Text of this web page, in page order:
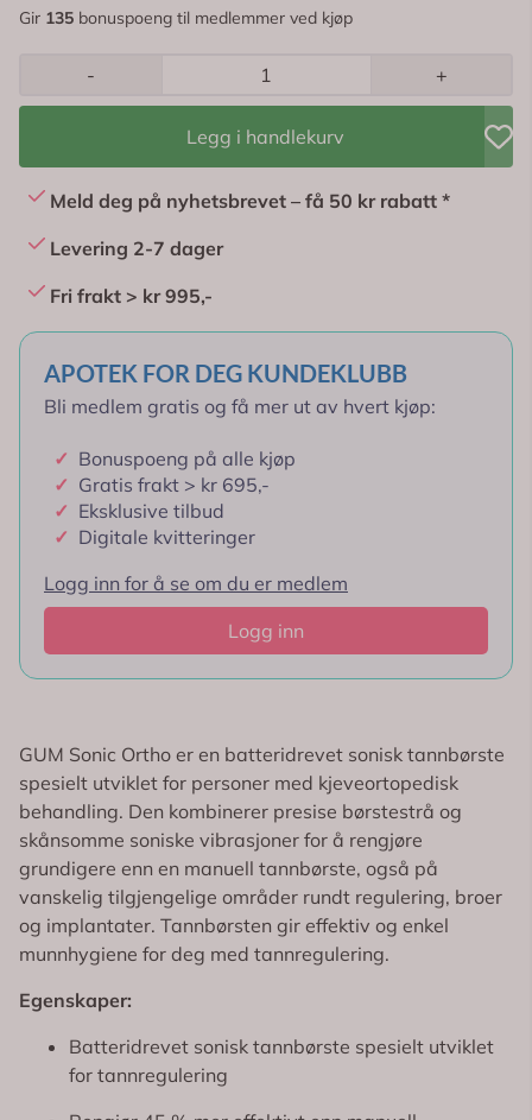
- +
Legg i handlekurv
Fri frakt > kr 995,-
APOTEK FOR DEG KUNDEKLUBB
✓ Bonuspoeng på alle kjøp
✓ Gratis frakt > kr 695,-
✓ Eksklusive tilbud
Logg inn for å se om du er medlem
Logg inn
GUM Sonic Ortho er en batteridrevet sonisk tannbørste
spesielt utviklet for personer med kjeveortopedisk
behandling. Den kombinerer presise børstestrå og
skånsomme soniske vibrasjoner for å rengjøre
grundigere enn en manuell tannbørste, også på
vanskelig tilgjengelige områder rundt regulering, broer
og implantater. Tannbørsten gir effektiv og enkel
Batteridrevet sonisk tannbørste spesielt utviklet